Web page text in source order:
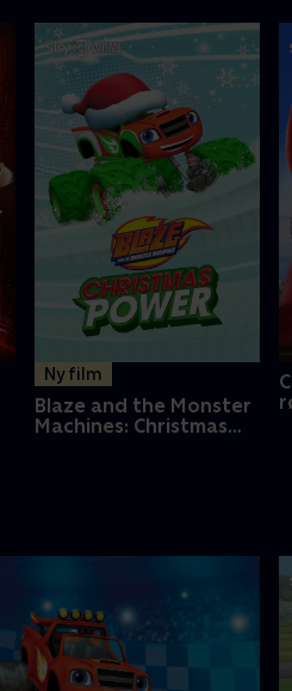
Ny film
Blaze and the Monster
Machines: Christmas